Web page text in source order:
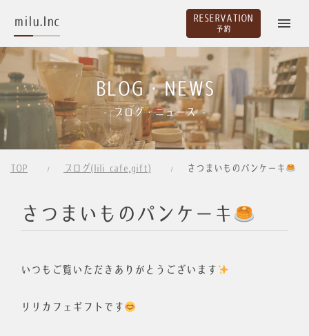
milu.Inc RESERVATION
予約
BLOG・NEWS
- ブログ・ニュース -
TOP ブログ(lili cafe,gift) さつまいものパンケーキ
さつまいものパンケーキ
いつもご覧いただきありがとうございます
リリカフェギフトです